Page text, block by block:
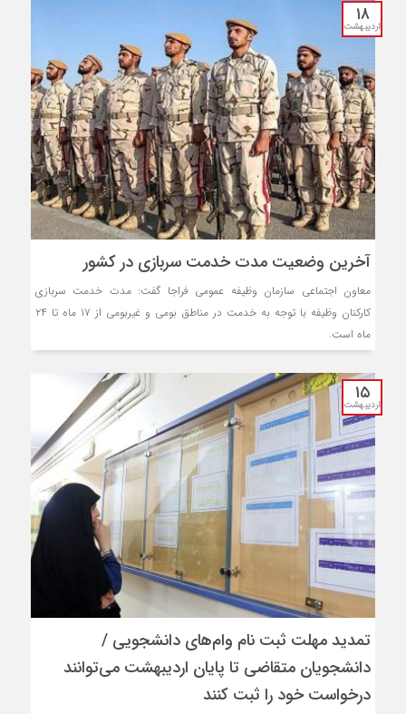
۱۸
اردیبهشت
آخرین وضعیت مدت خدمت سربازی در کشور
معاون اجتماعی سازمان وظیفه عمومی فراجا گفت: مدت خدمت سربازی
کارکنان وظیفه با توجه به خدمت در مناطق بومی و غیربومی از ۱۷ ماه تا ۲۴
ماه است.
۱۵
اردیبهشت
تمدید مهلت ثبت نام وام‌های دانشجویی /
دانشجویان متقاضی تا پایان اردیبهشت می‌توانند
درخواست خود را ثبت کنند